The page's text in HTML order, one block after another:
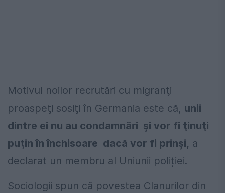
Motivul noilor recrutări cu migranţi
proaspeţi sosiţi în Germania este că, unii
dintre ei nu au condamnări și vor fi ţinuţi
puţin în închisoare dacă vor fi prinşi, a
declarat un membru al Uniunii poliției.
Sociologii spun că povestea Clanurilor din